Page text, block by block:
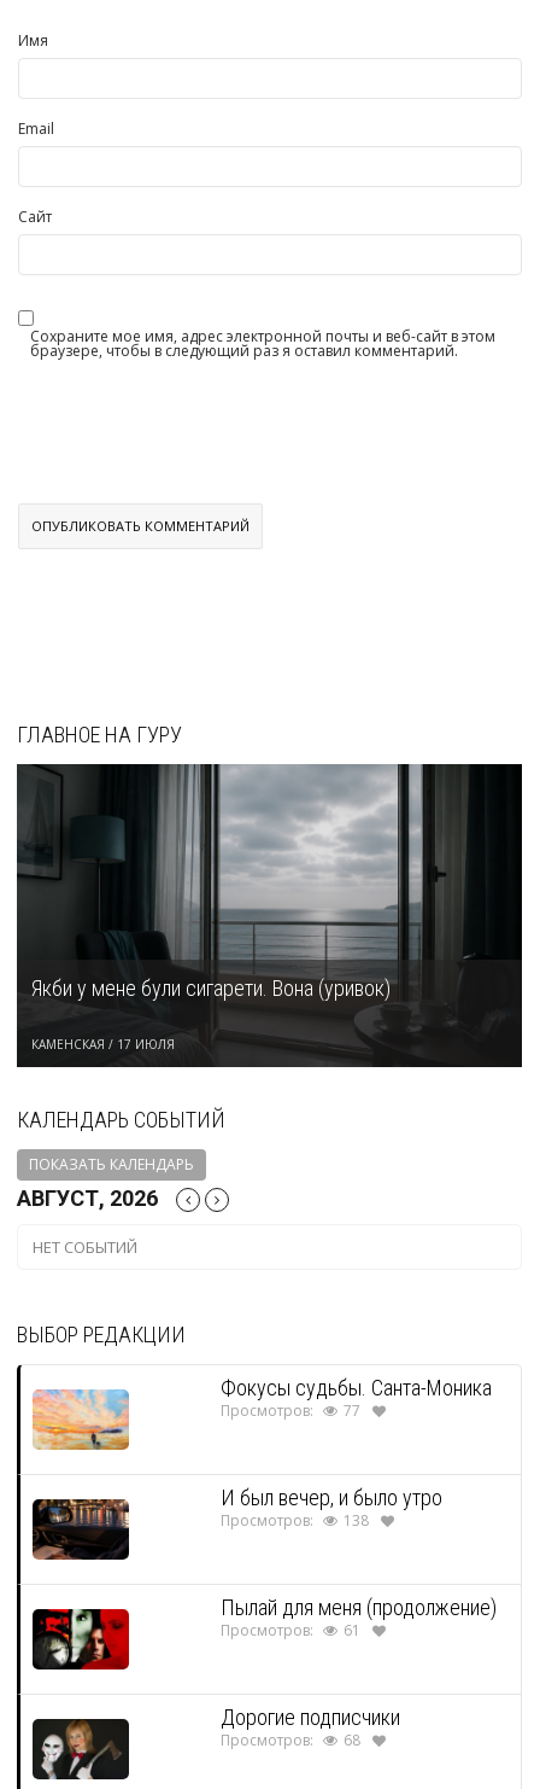
Имя
Email
Сайт
Сохраните мое имя, адрес электронной почты и веб-сайт в этом
браузере, чтобы в следующий раз я оставил комментарий.
ГЛАВНОЕ НА ГУРУ
Якби у мене були сигарети. Вона (уривок)
КАМЕНСКАЯ / 17 ИЮЛЯ
КАЛЕНДАРЬ СОБЫТИЙ
ПОКАЗАТЬ КАЛЕНДАРЬ
АВГУСТ, 2026
НЕТ СОБЫТИЙ
ВЫБОР РЕДАКЦИИ
Фокусы судьбы. Санта-Моника
Просмотров: 77
И был вечер, и было утро
Просмотров: 138
Пылай для меня (продолжение)
Просмотров: 61
Дорогие подписчики
Просмотров: 68